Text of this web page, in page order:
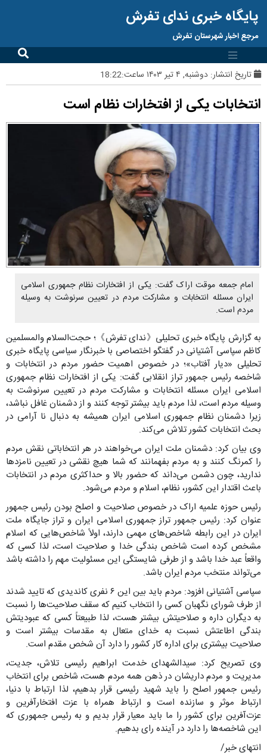
پایگاه خبری ندای تفرش
مرجع اخبار شهرستان تفرش
تاریخ انتشار: دوشنبه, ۴ تیر ۱۴۰۳ ساعت:18:22
انتخابات یکی از افتخارات نظام است
امام جمعه موقت اراک گفت: یکی از افتخارات نظام جمهوری اسلامی
ایران مسئله انتخابات و مشارکت مردم در تعیین سرنوشت به وسیله
مردم است.
به گزارش پایگاه خبری تحلیلی《ندای تفرش》؛ حجت‌السلام والمسلمین
کاظم سپاسی آشتیانی در گفتگو اختصاصی با خبرنگار سیاسی پایگاه خبری
تحلیلی «دیار آفتاب»؛ در خصوص اهمیت حضور مردم در انتخابات و
شاخصه رئیس جمهور تراز انقلابی گفت: یکی از افتخارات نظام جمهوری
اسلامی ایران مسئله انتخابات و مشارکت مردم در تعیین سرنوشت به
وسیله مردم است، لذا مردم باید بیشتر توجه کنند و از دشمنان غافل نباشد،
زیرا دشمنان نظام جمهوری اسلامی ایران همیشه به دنبال نا آرامی در
بحث انتخابات کشور تلاش می‌کند.
وی بیان کرد: دشمنان ملت ایران می‌خواهند در هر انتخاباتی نقش مردم
را کمرنگ کنند و به مردم بفهمانند که شما هیچ نقشی در تعیین نامزدها
ندارید، چون دشمن می‌داند که حضور بالا و حداکثری مردم در انتخابات
باعث اقتدار این کشور، نظام، اسلام و مردم می‌شود.
رئیس حوزه علمیه اراک در خصوص صلاحیت و اصلح بودن رئیس جمهور
عنوان کرد: رئیس جمهور تراز جمهوری اسلامی ایران و تراز جایگاه ملت
ایران در این رابطه شاخص‌های مهمی دارند، اولاً شاخص‌هایی که اسلام
مشخص کرده است شاخص بندگی خدا و صلاحیت است، لذا کسی که
واقعاً عبد خدا باشد و از طرفی شایستگی این مسئولیت مهم را داشته باشد
می‌تواند منتخب مردم ایران باشد.
سپاسی آشتیانی افزود: مردم باید بین این ۶ نفری کاندیدی که تایید شدند
از طرف شورای نگهبان کسی را انتخاب کنیم که سقف صلاحیت‌ها را نسبت
به دیگران داره و صلاحیتش بیشتر هست، لذا طبیعتاً کسی که عبودیتش
بندگی اطاعتش نسبت به خدای متعال به مقدسات بیشتر است و
صلاحیت بیشتری برای اداره کار کشور را دارد آن شخص مقدم است.
وی تصریح کرد: سیدالشهدای خدمت ابراهیم رئیسی تلاش، جدیت،
مدیریت و مردم داریشان در ذهن همه مردم هست، شاخص برای انتخاب
رئیس جمهور اصلح را باید شهید رئیسی قرار بدهیم، لذا ارتباط با دنیا،
ارتباط موثر و سازنده است و ارتباط همراه با عزت افتخارآفرین و
عزت‌آفرین برای کشور را ما باید معیار قرار بدیم و به رئیس جمهوری که
این شاخصه‌ها را دارد در آینده رای بدهیم.
انتهای خبر/